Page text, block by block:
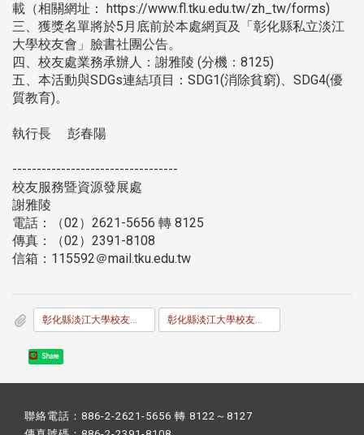
載（相關網址： https://www.fl.tku.edu.tw/zh_tw/forms)
三、獲獎名單將於5月底前於本處網頁及「彰化縣私立淡江
大學校友會」臉書社團公告。
四、校友處業務承辦人：謝雅陵 (分機：8125)
五、本活動與SDGs連結項目：SDG1(消除貧窮)、SDG4(優
質教育)。
執行長 彭春陽
----------------------------------
校友服務暨資源發展處
謝雅陵
電話：（02）2621-5656 轉 8125
傳真：（02）2391-8108
信箱：115592＠mail.tku.edu.tw
彰化縣淡江大學校友會校友獎助學金辦法.pdf 彰化縣淡江大學校友會校友獎助學金申請書.docx
Share
聯絡電話：886-2-2621-5656 轉 8122～8127